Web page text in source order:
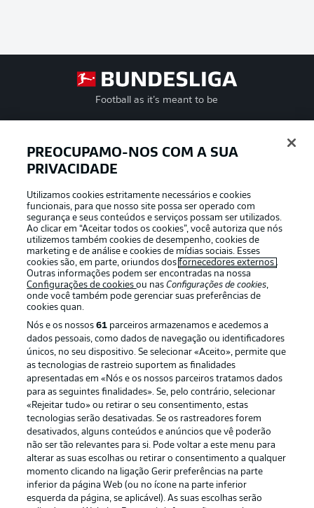
Football as it’s meant to be
APLICATIVO DA BUNDESLIGA
Oferecido por
Publicidade Avisos legais
Gerir preferências Aviso de privacidade
Emissoras
Trabalhe conosco Marca
Contato Jogadores
PREOCUPAMO-NOS COM A SUA
PRIVACIDADE
Utilizamos cookies estritamente necessários e cookies
funcionais, para que nosso site possa ser operado com
segurança e seus conteúdos e serviços possam ser utilizados.
Ao clicar em “Aceitar todos os cookies”, você autoriza que nós
utilizemos também cookies de desempenho, cookies de
marketing e de análise e cookies de mídias sociais. Esses
cookies são, em parte, oriundos dosfornecedores externos .
Outras informações podem ser encontradas na nossa
Configurações de cookiesou nasConfigurações de cookies,
onde você também pode gerenciar suas preferências de
cookies quan.
Nós e os nossos61 parceiros armazenamos e acedemos a
dados pessoais, como dados de navegação ou identificadores
únicos, no seu dispositivo. Se selecionar «Aceito», permite que
as tecnologias de rastreio suportem as finalidades
apresentadas em «Nós e os nossos parceiros tratamos dados
para as seguintes finalidades». Se, pelo contrário, selecionar
«Rejeitar tudo» ou retirar o seu consentimento, estas
tecnologias serão desativadas. Se os rastreadores forem
desativados, alguns conteúdos e anúncios que vê poderão
não ser tão relevantes para si. Pode voltar a este menu para
alterar as suas escolhas ou retirar o consentimento a qualquer
momento clicando na ligação Gerir preferências na parte
inferior da página Web (ou no ícone na parte inferior
esquerda da página, se aplicável). As suas escolhas serão